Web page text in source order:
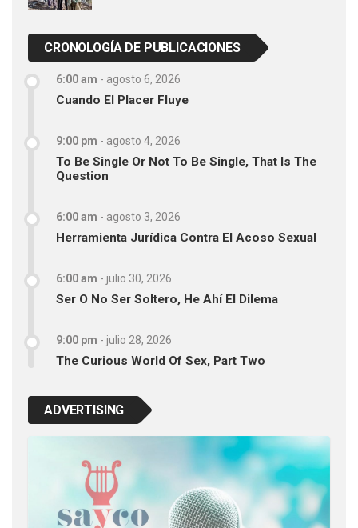
CRONOLOGÍA DE PUBLICACIONES
6:00 am - agosto 6, 2026
Cuando El Placer Fluye
9:00 pm - agosto 4, 2026
To Be Single Or Not To Be Single, That Is The
Question
6:00 am - agosto 3, 2026
Herramienta Jurídica Contra El Acoso Sexual
6:00 am - julio 30, 2026
Ser O No Ser Soltero, He Ahí El Dilema
9:00 pm - julio 28, 2026
The Curious World Of Sex, Part Two
ADVERTISING